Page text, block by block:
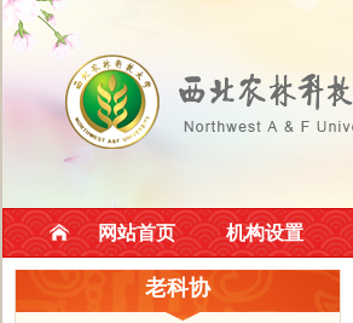
网站首页 机构设置
老科协